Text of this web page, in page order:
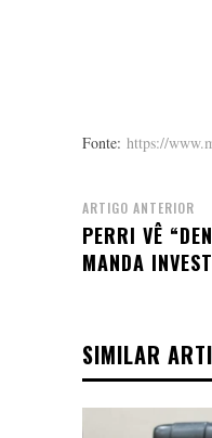
Fonte: https://
ARTIGO ANTERIOR
PERRI VÊ
MANDA
SIMILAR